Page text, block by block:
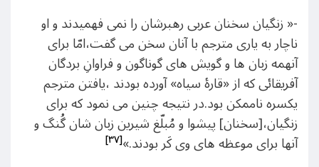
-« زنگیان سخنان عربی رهبرشان را نمی فهمیدند و او
ناچار به یاری مترجم با آنان سخن می گفت،امّا برای
آنهمه زبان ها و گویش های گوناگون و فراوانِ بردگان
آفریقائی که از «قارۀ سیاه» آورده بودند ،یافتن مترجم
یکسره ناممکن بود.در نتیجه چنین می نمود که برای
زنگیان،[سخنان] پیشوا و مُبلّغ شیرین زبان شان گُنگ و
آنها برای موعظه های وی کَر بودند.»[۳۷]